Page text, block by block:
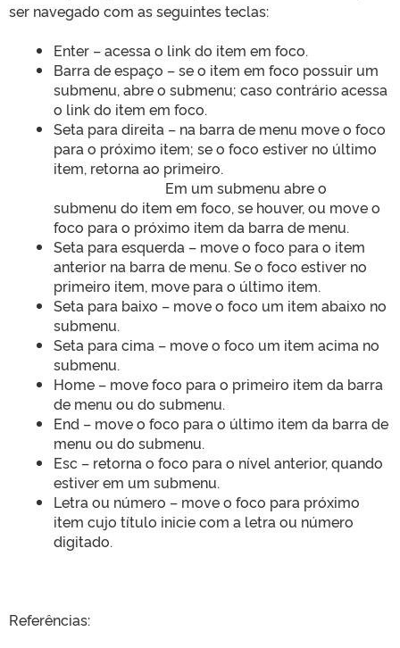
ser navegado com as seguintes teclas:
Enter – acessa o link do item em foco.
Barra de espaço – se o item em foco possuir um
submenu, abre o submenu; caso contrário acessa
o link do item em foco.
Seta para direita – na barra de menu move o foco
para o próximo item; se o foco estiver no último
item, retorna ao primeiro.
Em um submenu abre o
submenu do item em foco, se houver, ou move o
foco para o próximo item da barra de menu.
Seta para esquerda – move o foco para o item
anterior na barra de menu. Se o foco estiver no
primeiro item, move para o último item.
Seta para baixo – move o foco um item abaixo no
submenu.
Seta para cima – move o foco um item acima no
submenu.
Home – move foco para o primeiro item da barra
de menu ou do submenu.
End – move o foco para o último item da barra de
menu ou do submenu.
Esc – retorna o foco para o nível anterior, quando
estiver em um submenu.
Letra ou número – move o foco para próximo
item cujo título inicie com a letra ou número
digitado.
Referências: